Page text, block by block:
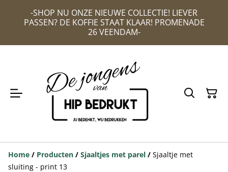
-SHOP NU ONZE NIEUWE COLLECTIE! LIEVER
PASSEN? DE KOFFIE STAAT KLAAR! PROMENADE
26 VEENDAM-
Home / Producten / Sjaaltjes met parel / Sjaaltje met
sluiting - print 13